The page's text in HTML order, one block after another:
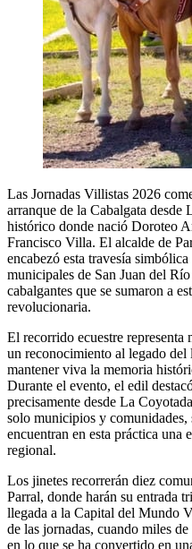
Las Jornadas Villistas 2026
arranque de la Cabalgata
histórico donde nació Doroteo
Francisco Villa. El alcalde de
encabezó esta travesía
municipales de San Juan del
cabalgantes que se sumaron a
revolucionaria.
El recorrido ecuestre representa
un reconocimiento al legado
mantener viva la memoria
Durante el evento, el edil
precisamente desde La
solo municipios y comunidades,
encuentran en esta práctica
regional.
Los jinetes recorrerán diez
Parral, donde harán su entrada
llegada a la Capital del Mundo
de las jornadas, cuando miles
en lo que se ha convertido en